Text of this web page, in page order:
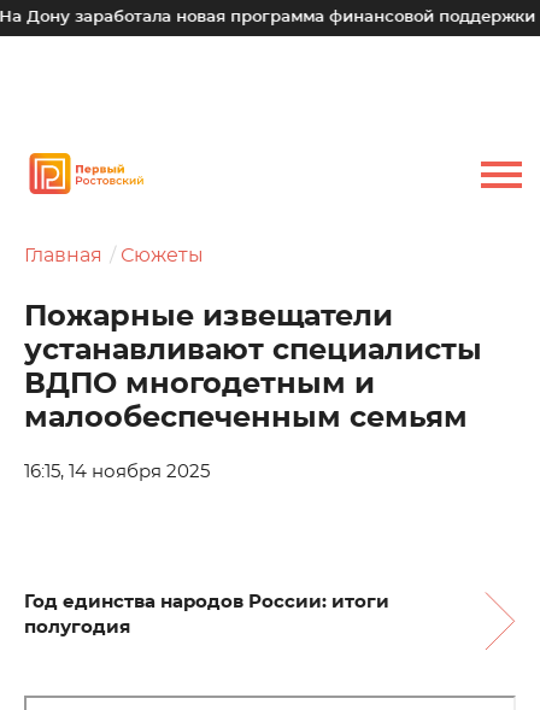
новая программа финансовой поддержки для
Главная Сюжеты
Пожарные извещатели
устанавливают специалисты
ВДПО многодетным и
малообеспеченным семьям
16:15, 14 ноября 2025
Год единства народов России: итоги
полугодия